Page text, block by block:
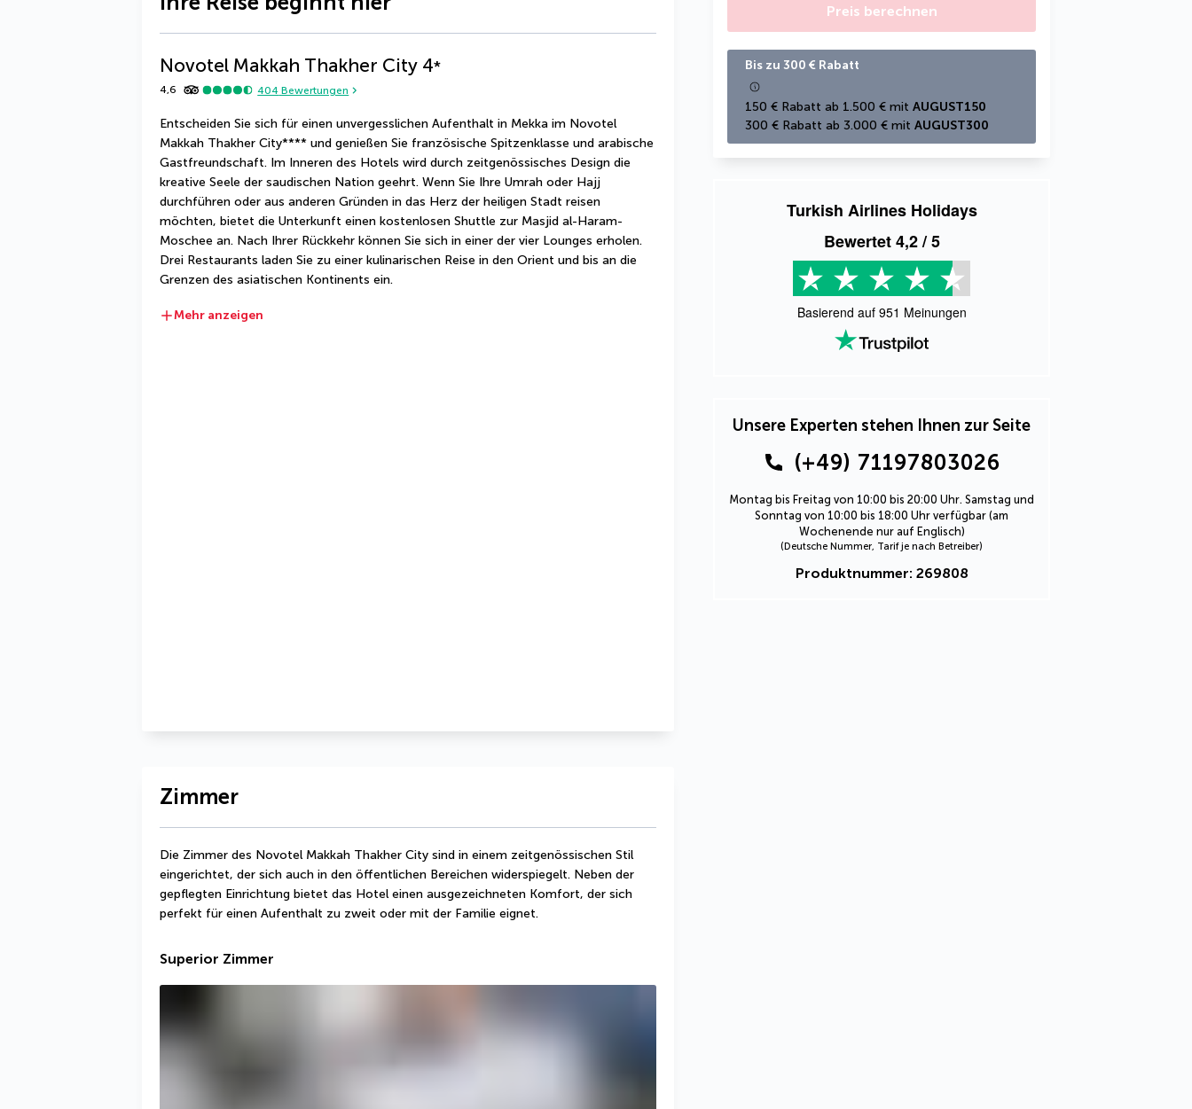
Preis berechnen
Bis zu 300 € Rabatt
150 € Rabatt ab 1.500 € mit AUGUST150
300 € Rabatt ab 3.000 € mit AUGUST300
Turkish Airlines Holidays
Bewertet4,2/ 5
Basierend auf 951 Meinungen
Unsere Experten stehen Ihnen zur Seite
(+49) 71197803026
Montag bis Freitag von 10:00 bis 20:00 Uhr. Samstag und
Sonntag von 10:00 bis 18:00 Uhr verfügbar (am
Wochenende nur auf Englisch)
(Deutsche Nummer, Tarif je nach Betreiber)
Produktnummer: 269808
Novotel Makkah Thakher City 4*
4,6 404 Bewertungen
Entscheiden Sie sich für einen unvergesslichen Aufenthalt in Mekka im Novotel
Makkah Thakher City**** und genießen Sie französische Spitzenklasse und arabische
Gastfreundschaft. Im Inneren des Hotels wird durch zeitgenössisches Design die
kreative Seele der saudischen Nation geehrt. Wenn Sie Ihre Umrah oder Hajj
durchführen oder aus anderen Gründen in das Herz der heiligen Stadt reisen
möchten, bietet die Unterkunft einen kostenlosen Shuttle zur Masjid al-Haram-
Moschee an. Nach Ihrer Rückkehr können Sie sich in einer der vier Lounges erholen.
Drei Restaurants laden Sie zu einer kulinarischen Reise in den Orient und bis an die
Grenzen des asiatischen Kontinents ein.
Mehr anzeigen
Zimmer
Die Zimmer des Novotel Makkah Thakher City sind in einem zeitgenössischen Stil
eingerichtet, der sich auch in den öffentlichen Bereichen widerspiegelt. Neben der
gepflegten Einrichtung bietet das Hotel einen ausgezeichneten Komfort, der sich
perfekt für einen Aufenthalt zu zweit oder mit der Familie eignet.
Superior Zimmer